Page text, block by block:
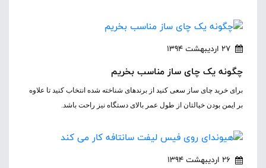
27 اردیبهشت 1394
چگونه یک چای ساز مناسب بخریم
برای خرید چای ساز سعی کنید از برندهای شناخته شده انتخاب کنید تا علاوه
بر ایمن بودن خیالتان از طول عمر بالای دستگاه نیز راحت باشد.
26 اردیبهشت 1394